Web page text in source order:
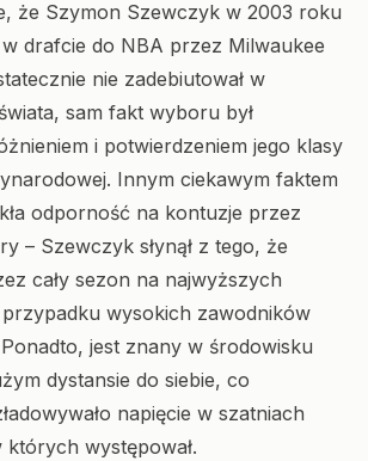
że Szymon Szewczyk w 2003 roku
drafcie do NBA przez Milwaukee
nie zadebiutował w
sam fakt wyboru był
i potwierdzeniem jego klasy
Innym ciekawym faktem
odporność na kontuzje przez
– Szewczyk słynął z tego, że
cały sezon na najwyższych
wysokich zawodników
jest znany w środowisku
dystansie do siebie, co
napięcie w szatniach
występował.